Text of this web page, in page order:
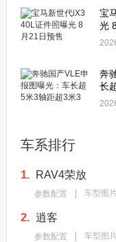
宝
光
奔
长
车系排行
1. RAV4荣放
参数配置 车型图
2. 逍客
参数配置 车型图